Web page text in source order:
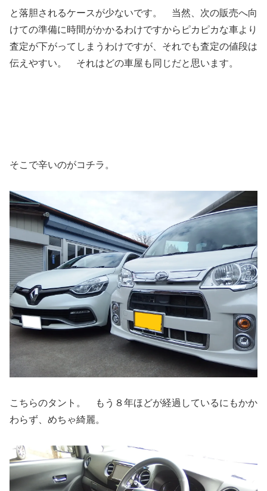
と落胆されるケースが少ないです。 当然、次の販売へ向
けての準備に時間がかかるわけですからピカピカな車より
査定が下がってしまうわけですが、それでも査定の値段は
伝えやすい。 それはどの車屋も同じだと思います。
そこで辛いのがコチラ。
こちらのタント。 もう８年ほどが経過しているにもかか
わらず、めちゃ綺麗。